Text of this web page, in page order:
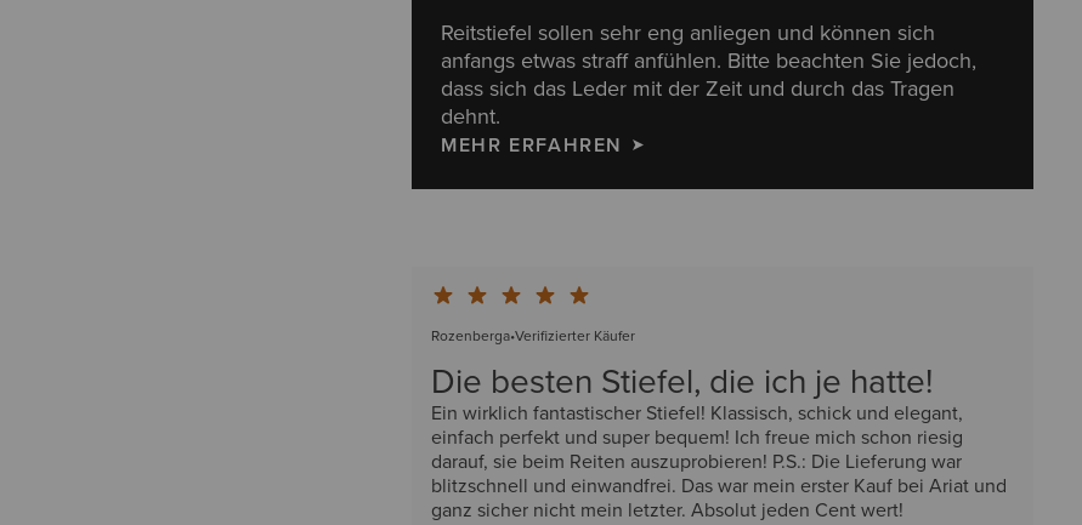
Reitstiefel sollen sehr eng anliegen und können sich
anfangs etwas straff anfühlen. Bitte beachten Sie jedoch,
dass sich das Leder mit der Zeit und durch das Tragen
dehnt.
MEHR ERFAHREN
Rozenberga•Verifizierter Käufer
Die besten Stiefel, die ich je hatte!
Ein wirklich fantastischer Stiefel! Klassisch, schick und elegant,
einfach perfekt und super bequem! Ich freue mich schon riesig
darauf, sie beim Reiten auszuprobieren! P.S.: Die Lieferung war
blitzschnell und einwandfrei. Das war mein erster Kauf bei Ariat und
ganz sicher nicht mein letzter. Absolut jeden Cent wert!